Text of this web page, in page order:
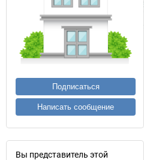
Подписаться
Написать сообщение
Вы представитель этой